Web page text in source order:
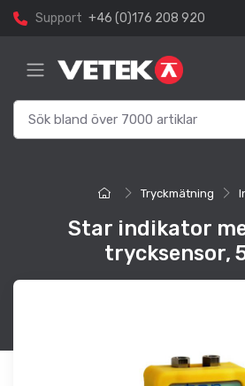
Support +46 (0)176 208 920
Tryckmätning
Star indikator
trycksensor,